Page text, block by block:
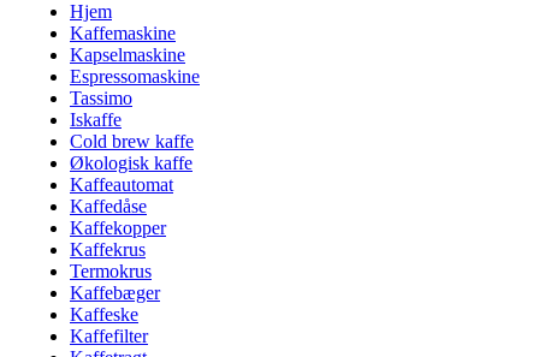
Hjem
Kaffemaskine
Kapselmaskine
Espressomaskine
Tassimo
Iskaffe
Cold brew kaffe
Økologisk kaffe
Kaffeautomat
Kaffedåse
Kaffekopper
Kaffekrus
Termokrus
Kaffebæger
Kaffeske
Kaffefilter